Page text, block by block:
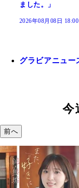
ました。」
2026年08月08日 18:00
グラビアニュー
今
前へ